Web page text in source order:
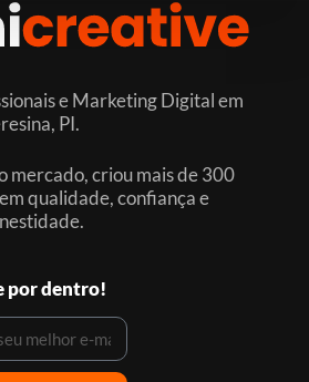
e Marketing Digital em
PI.
mercado, criou mais de 300
qualidade, confiança e
por dentro!